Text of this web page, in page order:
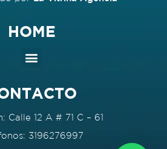
HOME
Calle 12 A # 71 C – 61
3196276997